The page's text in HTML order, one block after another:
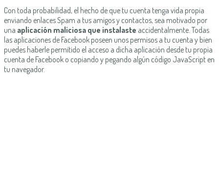
Con toda probabilidad, el hecho de que tu cuenta tenga vida propia
enviando enlaces Spam a tus amigos y contactos, sea motivado por
una aplicación maliciosa que instalaste accidentalmente. Todas
las aplicaciones de Facebook poseen unos permisos a tu cuenta y bien
puedes haberle permitido el acceso a dicha aplicación desde tu propia
cuenta de Facebook o copiando y pegando algún código JavaScript en
tu navegador.